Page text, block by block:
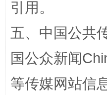
扯下公款旅游的“隐
引用。
五、中国公共
国公众新闻
等传媒网站信